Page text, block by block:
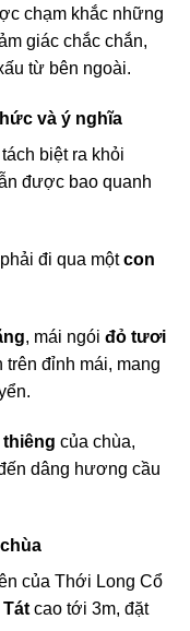
chạm khắc những
giác chắc chắn,
từ bên ngoài.
và ý nghĩa
biệt ra khỏi
được bao quanh
đi qua mộtcon
, mái ngói đỏ tươi
trên đỉnh mái, mang
của chùa,
dâng hương cầu
của Thới Long Cổ
cao tới 3m, đặt